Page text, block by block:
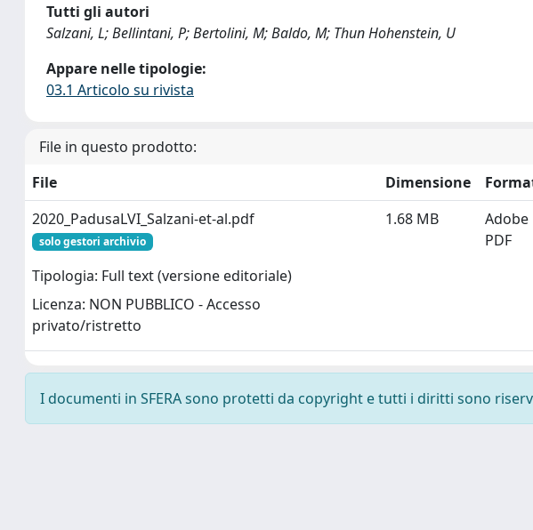
Tutti gli autori
Salzani, L; Bellintani, P; Bertolini, M; Baldo, M; Thun Hohenstein, U
Appare nelle tipologie:
03.1 Articolo su rivista
File in questo prodotto:
File
Dimensione
2020_PadusaLVI_Salzani-et-al.pdf
solo gestori archivio
Tipologia: Full text (versione editoriale)
Licenza: NON PUBBLICO - Accesso
privato/ristretto
1.68 MB
Adobe
PDF
I documenti in SFERA sono protetti da copyright e tutti i diritti sono